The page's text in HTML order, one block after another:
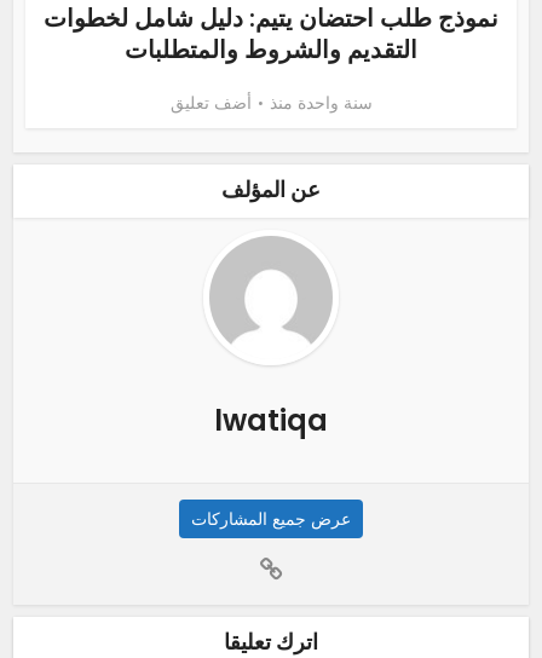
نموذج طلب احتضان يتيم: دليل شامل لخطوات
التقديم والشروط والمتطلبات
سنة واحدة منذ أضف تعليق
عن المؤلف
lwatiqa
عرض جميع المشاركات
اترك تعليقا